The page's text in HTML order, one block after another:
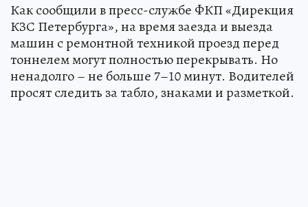
Как сообщили в пресс-службе ФКП «Дирекция
КЗС Петербурга», на время заезда и выезда
машин с ремонтной техникой проезд перед
тоннелем могут полностью перекрывать. Но
ненадолго – не больше 7–10 минут. Водителей
просят следить за табло, знаками и разметкой.